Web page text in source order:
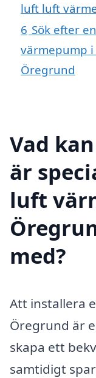
luft luft
6 Sök efter
värmepump
Öregrund
Vad
är
luft
med?
Att installera
Öregrund är
skapa ett
samtidigt